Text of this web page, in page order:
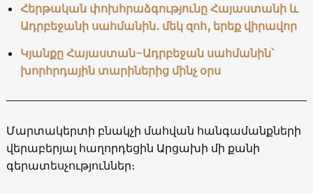
Հերթական փոխհրաձգությունը Հայաստանի և
Ադրբեջանի սահմանին․ մեկ զոհ, երեք վիրավոր
Կյանքը Հայաստան-Ադրբեջան սահմանին՝
խորհրդային տարիներից մինչ օրս
Մարտակերտի բնակչի մահվան հանգամանքների
վերաբերյալ հաղորդեցին Արցախի մի քանի
գերատեսչություններ։